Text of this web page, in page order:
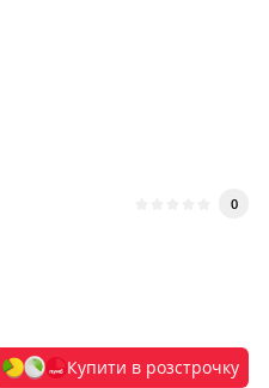
0
Купити в розстрочку